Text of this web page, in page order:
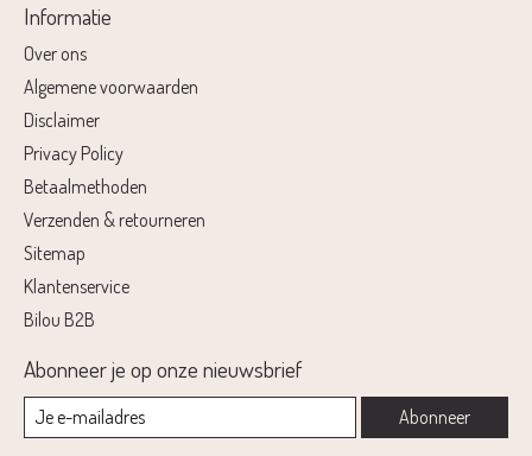
Informatie
Over ons
Algemene voorwaarden
Disclaimer
Privacy Policy
Betaalmethoden
Verzenden & retourneren
Sitemap
Klantenservice
Bilou B2B
Abonneer je op onze nieuwsbrief
Abonneer